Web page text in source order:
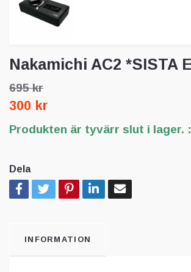
Nakamichi AC2 *SISTA
695 kr
300 kr
Produkten är tyvärr slut i lager.
Dela
INFORMATION